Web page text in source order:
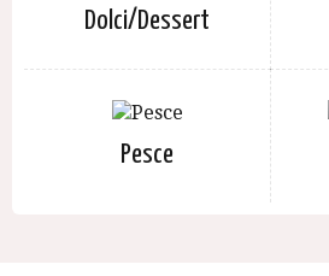
Dolci/Dessert
Pesce